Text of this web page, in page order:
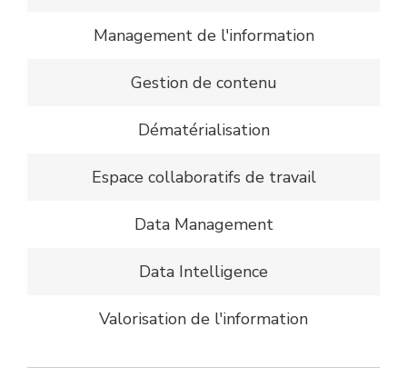
Management de l'information
Gestion de contenu
Dématérialisation
Espace collaboratifs de travail
Data Management
Data Intelligence
Valorisation de l'information